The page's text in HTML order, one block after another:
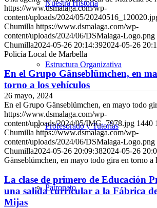
Nuestra Historia
Estructura Organizativa
Profesorado y Tutorías
Patronato
https://www.dsmalaga.com/wp-
content/uploads/2024/05/
Chumilla https://www.dsmalaga.com/wp-
content/uploads/2024/06/DSMalaga-Logo.png
Chumilla2024-05-26 20:14:392024-05-26
Policía Local de Marbella
En el Grupo Gänseblümchen, en
torno a los vehículos
26 mayo, 2024
En el Grupo Gänseblümchen, en mayo todo
https://www.dsmalaga.com/wp-
content/uploads/2024/05/IMG_7978.jpg 1440
Chumilla https://www.dsmalaga.com/wp-
content/uploads/2024/06/DSMalaga-Logo.png
Chumilla2024-05-26 20:09:382024-05-26
Gänseblümchen, en mayo todo gira en torno a
La clase de primero de Educación
una salida curricular a la Fábrica
Mijas